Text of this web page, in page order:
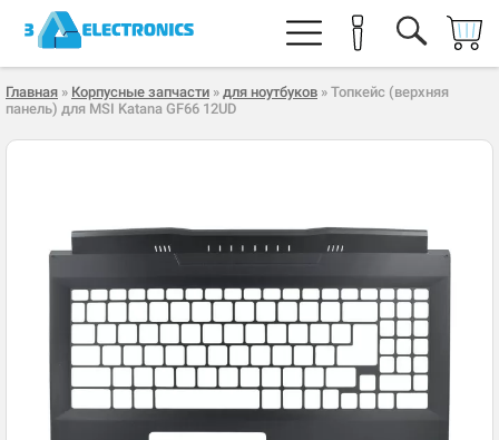
Главная » Корпусные запчасти » для ноутбуков » Топкейс (верхняя
панель) для MSI Katana GF66 12UD